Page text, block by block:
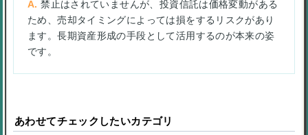
禁止はされていませんが、投資信託は価格変動がある
ため、売却タイミングによっては損をするリスクがあり
ます。長期資産形成の手段として活用するのが本来の姿
です。
あわせてチェックしたいカテゴリ